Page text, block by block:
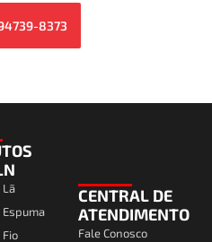
8373
Lã
Espuma
CENTRAL DE
ATENDIMENTO
Fale Conosco